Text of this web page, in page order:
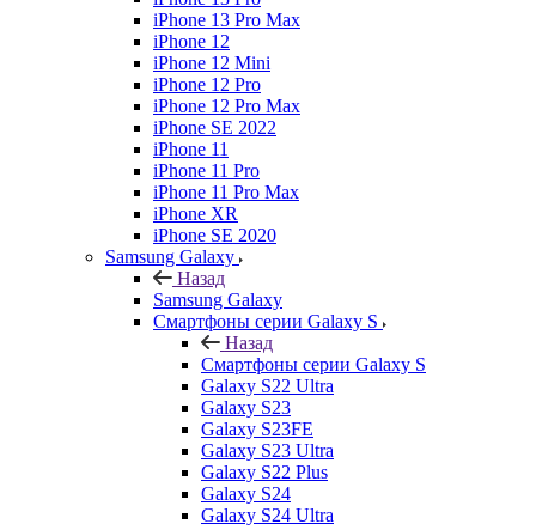
iPhone 13 Pro Max
iPhone 12
iPhone 12 Mini
iPhone 12 Pro
iPhone 12 Pro Max
iPhone SE 2022
iPhone 11
iPhone 11 Pro
iPhone 11 Pro Max
iPhone XR
iPhone SE 2020
Samsung Galaxy
Назад
Samsung Galaxy
Смартфоны серии Galaxy S
Назад
Смартфоны серии Galaxy S
Galaxy S22 Ultra
Galaxy S23
Galaxy S23FE
Galaxy S23 Ultra
Galaxy S22 Plus
Galaxy S24
Galaxy S24 Ultra